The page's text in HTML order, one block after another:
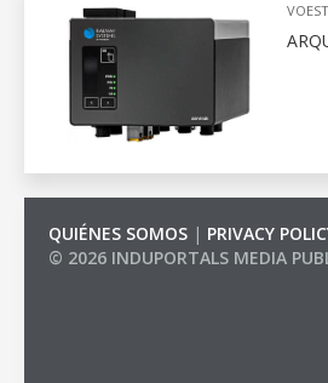
QUIÉNES SOMOS | PRIVACY
© 2026 INDUPORTALS MEDIA